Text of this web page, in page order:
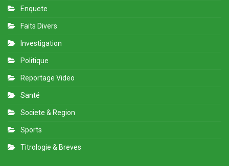
Enquete
Faits Divers
Investigation
Politique
Reportage Video
Santé
Societe & Region
Sports
Titrologie & Breves